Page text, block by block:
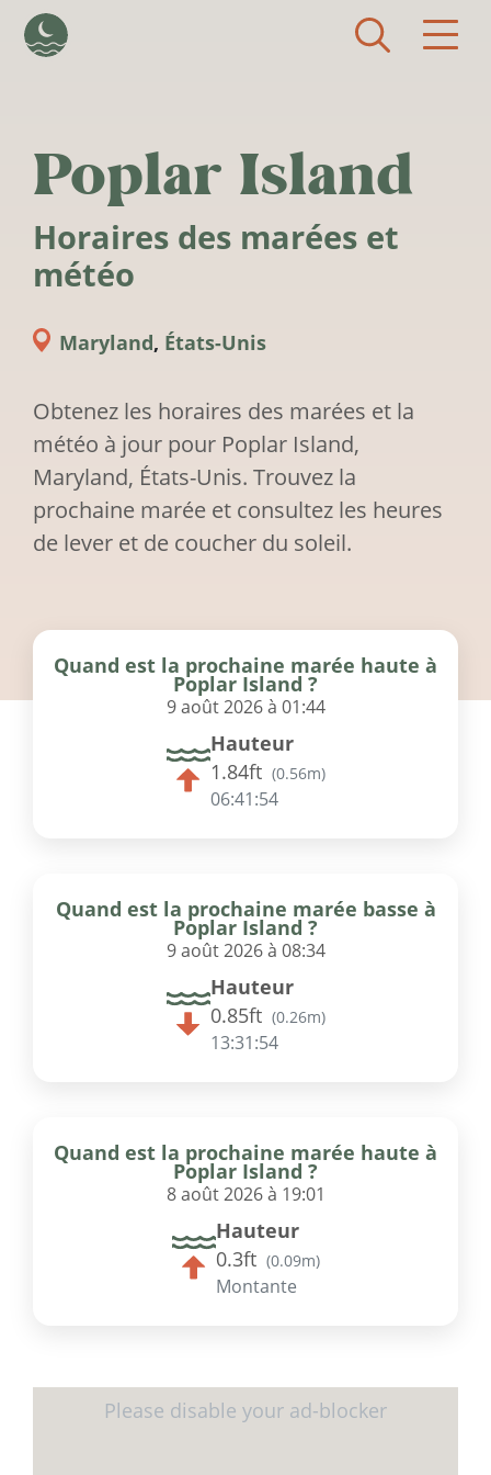
Poplar Island
Horaires des marées et
météo
Maryland, États-Unis
Obtenez les horaires des marées et la
météo à jour pour Poplar Island,
Maryland, États-Unis. Trouvez la
prochaine marée et consultez les heures
de lever et de coucher du soleil.
Quand est la prochaine marée haute à
Poplar Island ?
9 août 2026 à 01:44
Hauteur
1.84ft (0.56m)
06:41:54
Quand est la prochaine marée basse à
Poplar Island ?
9 août 2026 à 08:34
Hauteur
0.85ft (0.26m)
13:31:54
Quand est la prochaine marée haute à
Poplar Island ?
8 août 2026 à 19:01
Hauteur
0.3ft (0.09m)
Montante